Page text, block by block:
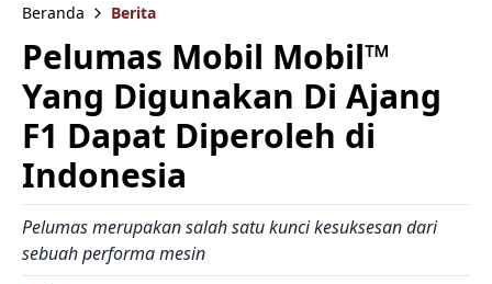
Beranda Berita
Pelumas Mobil Mobil™
Yang Digunakan Di Ajang
F1 Dapat Diperoleh di
Indonesia
Pelumas merupakan salah satu kunci kesuksesan dari
sebuah performa mesin